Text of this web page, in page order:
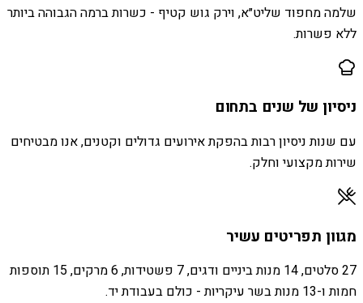
שלמה מחפוד שליט״א, וירק גוש קטיף - כשרות ברמה הגבוהה ביותר
ללא פשרות.
ניסיון של שנים בתחום
עם שנות ניסיון רבות בהפקת אירועים גדולים וקטנים, אנו מבטיחים
שירות מקצועי וחלק.
מגוון תפריטים עשיר
27 סלטים, 14 מנות ביניים ודגים, 7 פשטידות, 6 מרקים, 15 תוספות
חמות ו-13 מנות בשר עיקריות - כולם בעבודת יד.